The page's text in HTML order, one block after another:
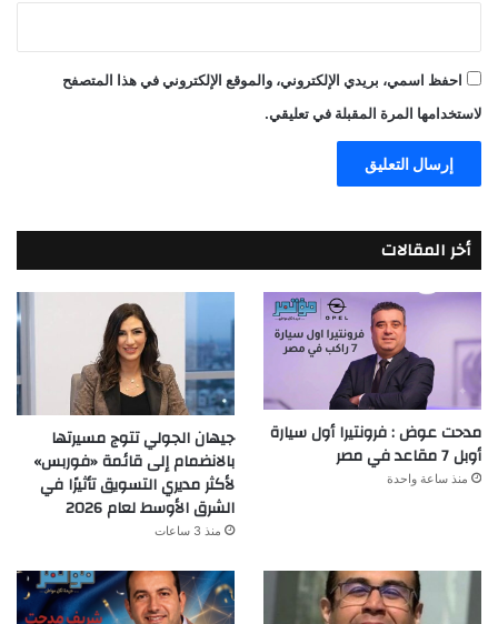
احفظ اسمي، بريدي الإلكتروني، والموقع الإلكتروني في هذا المتصفح
لاستخدامها المرة المقبلة في تعليقي.
أخر المقالات
مدحت عوض : فرونتيرا أول سيارة
أوبل 7 مقاعد في مصر
منذ ساعة واحدة
جيهان الجولي تتوج مسيرتها
بالانضمام إلى قائمة «فوربس»
لأكثر مديري التسويق تأثيرًا في
الشرق الأوسط لعام 2026
منذ 3 ساعات